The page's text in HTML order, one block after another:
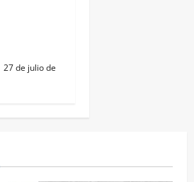
27 de julio de